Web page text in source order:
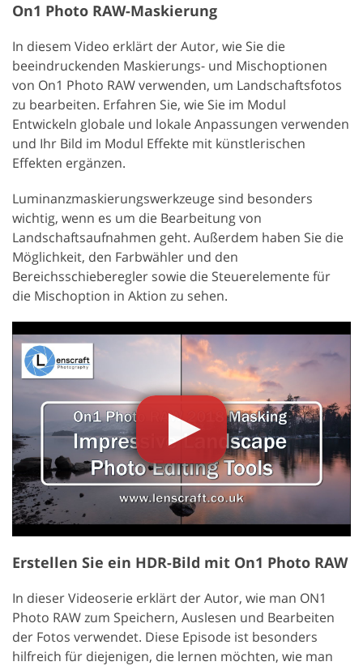
On1 Photo RAW-Maskierung
In diesem Video erklärt der Autor, wie Sie die
beeindruckenden Maskierungs- und Mischoptionen
von On1 Photo RAW verwenden, um Landschaftsfotos
zu bearbeiten. Erfahren Sie, wie Sie im Modul
Entwickeln globale und lokale Anpassungen verwenden
und Ihr Bild im Modul Effekte mit künstlerischen
Effekten ergänzen.
Luminanzmaskierungswerkzeuge sind besonders
wichtig, wenn es um die Bearbeitung von
Landschaftsaufnahmen geht. Außerdem haben Sie die
Möglichkeit, den Farbwähler und den
Bereichsschieberegler sowie die Steuerelemente für
die Mischoption in Aktion zu sehen.
Erstellen Sie ein HDR-Bild mit On1 Photo RAW
In dieser Videoserie erklärt der Autor, wie man ON1
Photo RAW zum Speichern, Auslesen und Bearbeiten
der Fotos verwendet. Diese Episode ist besonders
hilfreich für diejenigen, die lernen möchten, wie man